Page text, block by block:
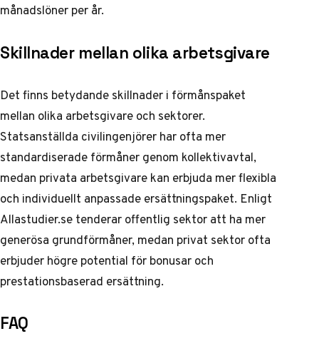
månadslöner per år.
Skillnader mellan olika arbetsgivare
Det finns betydande skillnader i förmånspaket
mellan olika arbetsgivare och sektorer.
Statsanställda civilingenjörer har ofta mer
standardiserade förmåner genom kollektivavtal,
medan privata arbetsgivare kan erbjuda mer flexibla
och individuellt anpassade ersättningspaket. Enligt
Allastudier.setenderar offentlig sektor att ha mer
generösa grundförmåner, medan privat sektor ofta
erbjuder högre potential för bonusar och
prestationsbaserad ersättning.
FAQ